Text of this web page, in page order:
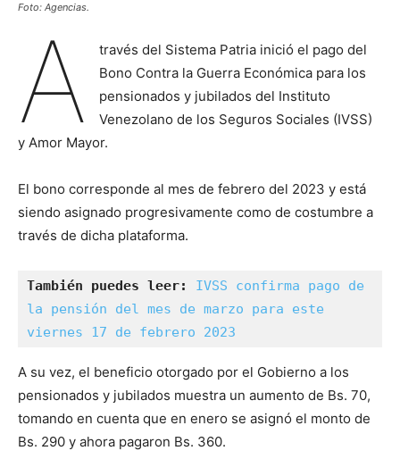
Foto: Agencias.
A
través del Sistema Patria inició el pago del
Bono Contra la Guerra Económica para los
pensionados y jubilados del Instituto
Venezolano de los Seguros Sociales (IVSS)
y Amor Mayor.
El bono corresponde al mes de febrero del 2023 y está
siendo asignado progresivamente como de costumbre a
través de dicha plataforma.
También puedes leer: IVSS confirma pago de
la pensión del mes de marzo para este
viernes 17 de febrero 2023
A su vez, el beneficio otorgado por el Gobierno a los
pensionados y jubilados muestra un aumento de Bs. 70,
tomando en cuenta que en enero se asignó el monto de
Bs. 290 y ahora pagaron Bs. 360.